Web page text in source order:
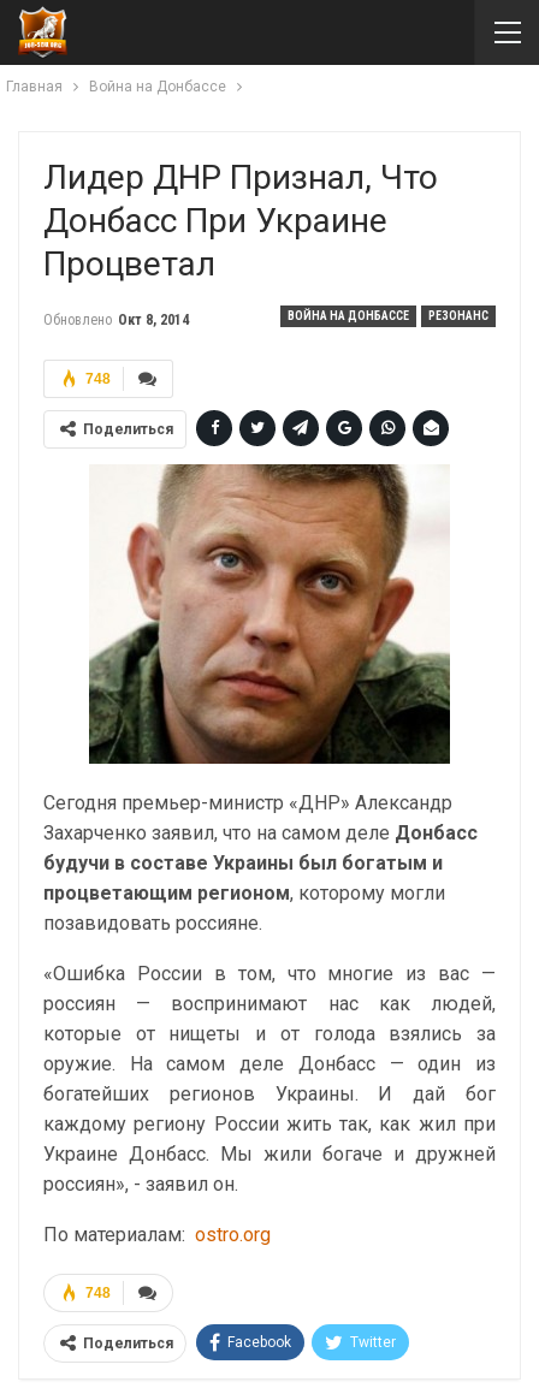
Главная Война на Донбассе
Лидер ДНР Признал, Что
Донбасс При Украине
Процветал
ВОЙНА НА ДОНБАССЕ РЕЗОНАНС
Обновлено Окт 8, 2014
748
Поделиться
Сегодня премьер-министр «ДНР» Александр
Захарченко заявил, что на самом деле Донбасс
будучи в составе Украины был богатым и
процветающим регионом, которому могли
позавидовать россияне.
«Ошибка России в том, что многие из вас —
россиян — воспринимают нас как людей,
которые от нищеты и от голода взялись за
оружие. На самом деле Донбасс — один из
богатейших регионов Украины. И дай бог
каждому региону России жить так, как жил при
Украине Донбасс. Мы жили богаче и дружней
россиян», - заявил он.
По материалам: ostro.org
748
Поделиться Facebook Twitter